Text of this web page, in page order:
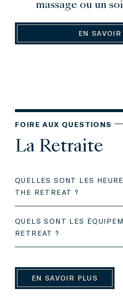
massage ou un
EN
FOIRE AUX QUESTIONS
La Retraite
QUELLES SONT LES
THE RETREAT ?
QUELS SONT LES
RETREAT ?
EN SAVOIR PLUS